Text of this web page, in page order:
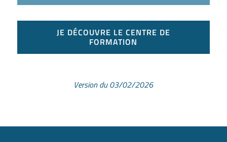
JE DÉCOUVRE LE CENTRE DE
FORMATION
Version du 03/02/2026